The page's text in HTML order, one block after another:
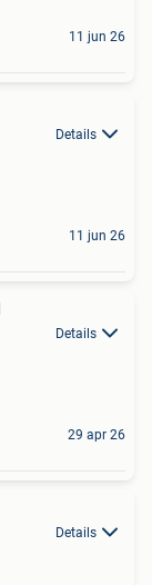
11 jun 26
Details
11 jun 26
Details
29 apr 26
Details